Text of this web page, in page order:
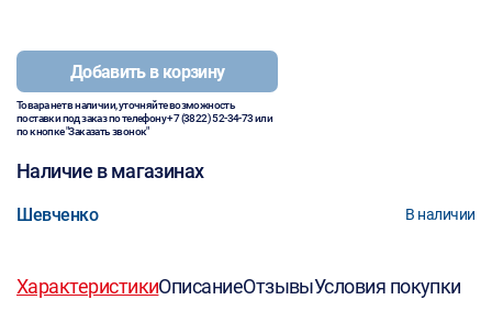
Добавить в корзину
Товара нет в наличии, уточняйте возможность
поставки под заказ по телефону+7 (3822) 52-34-73или
по кнопке "Заказать звонок"
Наличие в магазинах
Шевченко В наличии
ХарактеристикиОписаниеОтзывыУсловия покупки